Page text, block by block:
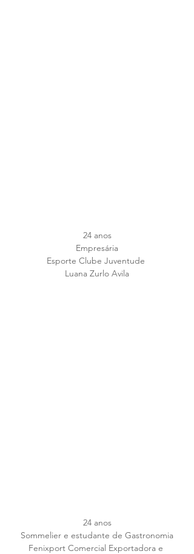
24 anos
Empresária
Esporte Clube Juventude
Luana Zurlo Avila
24 anos
Sommelier e estudante de Gastronomia
Fenixport Comercial Exportadora e